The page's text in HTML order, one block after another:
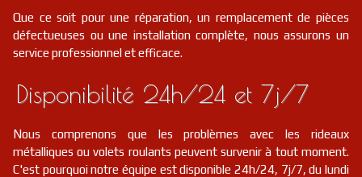
Que ce soit pour une réparation, un remplacement de pièces
défectueuses ou une installation complète, nous assurons un
service professionnel et efficace.
Disponibilité 24h/24 et 7j/7
Nous comprenons que les problèmes avec les rideaux
métalliques ou volets roulants peuvent survenir à tout moment.
C'est pourquoi notre équipe est disponible 24h/24, 7j/7, du lundi